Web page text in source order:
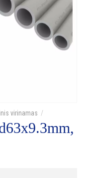
virinamas